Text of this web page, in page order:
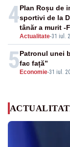
4
Actualitate-31 iul.
Plan Roșu de
sportivi de la
tânăr a murit -
5 Economie-31 iul.
Patronul unei
fac față”